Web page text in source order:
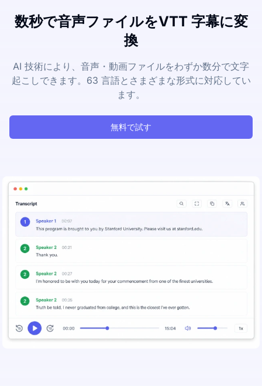
数秒で音声ファイルをVTT 字幕に変
換
AI 技術により、音声・動画ファイルをわずか数分で文字
起こしできます。63 言語とさまざまな形式に対応してい
ます。
無料で試す